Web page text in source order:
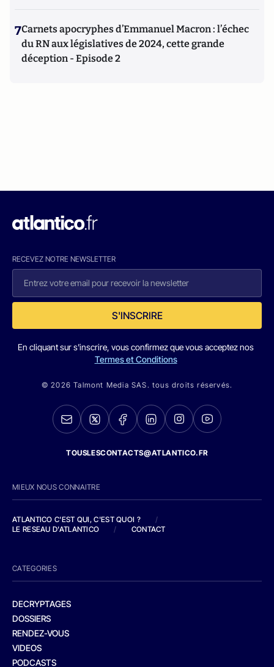
7Carnets apocryphes d’Emmanuel Macron : l’échec
du RN aux législatives de 2024, cette grande
déception - Episode 2
RECEVEZ NOTRE NEWSLETTER
S'INSCRIRE
En cliquant sur s'inscrire, vous confirmez que vous acceptez nos
Termes et Conditions
© 2026 Talmont Media SAS. tous droits réservés.
TOUSLESCONTACTS@ATLANTICO.FR
MIEUX NOUS CONNAITRE
ATLANTICO C'EST QUI, C'EST QUOI ?
/
LE RESEAU D'ATLANTICO
/ CONTACT
CATEGORIES
DECRYPTAGES
DOSSIERS
RENDEZ-VOUS
VIDEOS
PODCASTS